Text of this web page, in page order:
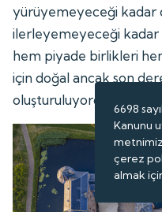
yürüyemeyeceği kadar
ilerleyemeyeceği kadar
hem piyade birlikleri
için doğal ancak son
oluşturuluyordu.
6698
Kanunu
çerez
almak